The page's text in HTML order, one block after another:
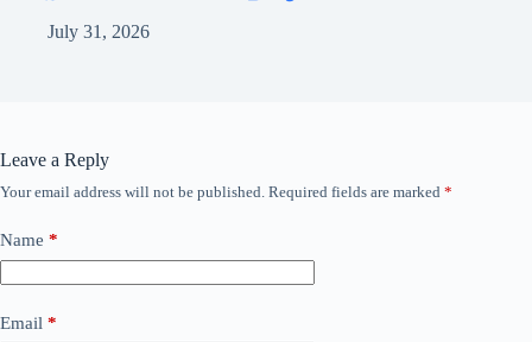
July 31, 2026
Leave a Reply
Your email address will not be published. Required fields are marked *
Name *
Email *